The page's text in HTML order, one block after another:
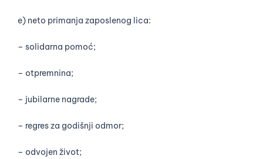
e) neto primanja zaposlenog lica:
– solidarna pomoć;
– otpremnina;
– jubilarne nagrade;
– regres za godišnji odmor;
– odvojen život;